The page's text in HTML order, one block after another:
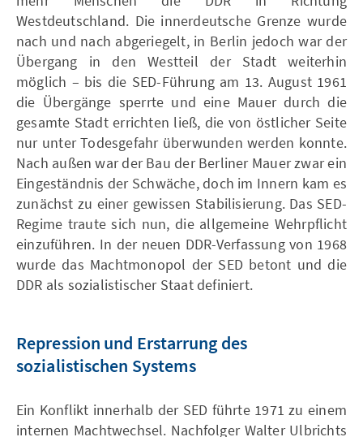
Westdeutschland. Die innerdeutsche Grenze wurde
nach und nach abgeriegelt, in Berlin jedoch war der
Übergang in den Westteil der Stadt weiterhin
möglich – bis die SED-Führung am 13. August 1961
die Übergänge sperrte und eine Mauer durch die
gesamte Stadt errichten ließ, die von östlicher Seite
nur unter Todesgefahr überwunden werden konnte.
Nach außen war der Bau der Berliner Mauer zwar ein
Eingeständnis der Schwäche, doch im Innern kam es
zunächst zu einer gewissen Stabilisierung. Das SED-
Regime traute sich nun, die allgemeine Wehrpflicht
einzuführen. In der neuen DDR-Verfassung von 1968
wurde das Machtmonopol der SED betont und die
DDR als sozialistischer Staat definiert.
Repression und Erstarrung des
sozialistischen Systems
Ein Konflikt innerhalb der SED führte 1971 zu einem
internen Machtwechsel. Nachfolger Walter Ulbrichts